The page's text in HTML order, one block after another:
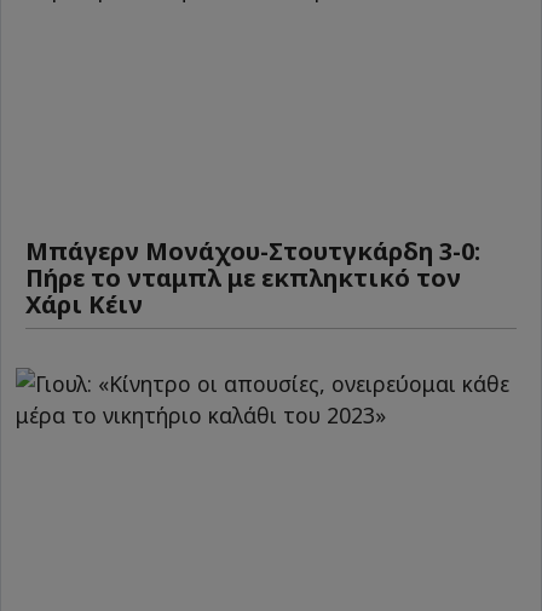
Μπάγερν Μονάχου-Στουτγκάρδη 3-0:
Πήρε το νταμπλ με εκπληκτικό τον
Χάρι Κέιν